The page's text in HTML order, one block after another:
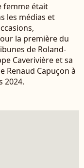
femme était
les médias et
la première du
de Roland-
Caverivière et sa
Renaud Capuçon à
2024.